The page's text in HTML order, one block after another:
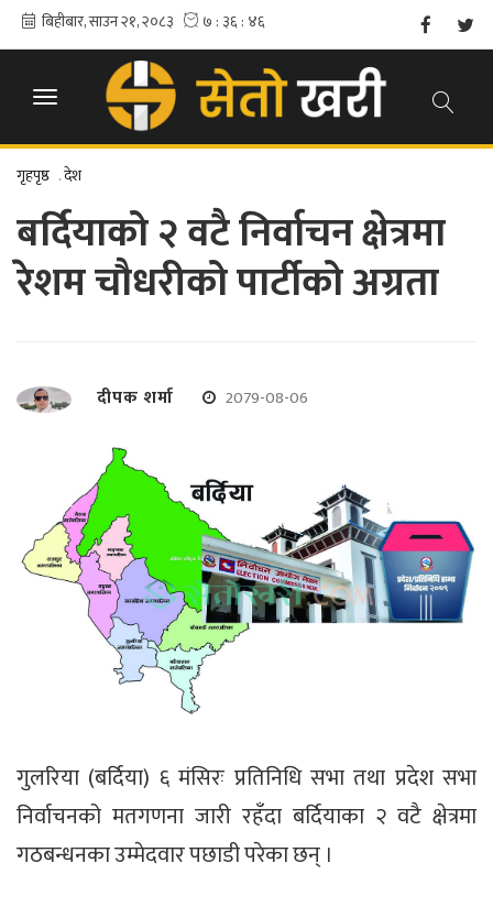
गृहपृष्ठ .देश
बर्दियाको २ वटै निर्वाचन क्षेत्रमा
रेशम चौधरीको पार्टीको अग्रता
दीपक शर्मा 2079-08-06
गुलरिया (बर्दिया) ६ मंसिरः प्रतिनिधि सभा तथा प्रदेश सभा
निर्वाचनको मतगणना जारी रहँदा बर्दियाका २ वटै क्षेत्रमा
गठबन्धनका उम्मेदवार पछाडी परेका छन् ।